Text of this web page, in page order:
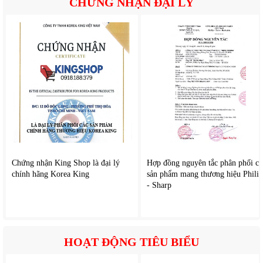
điều khiển trên thân quạt.
Chứng nhận King Shop là đại lý
chính hãng Korea King
Hợp đồng nguyên tắc phân phối
sản phẩm mang thương hiệu
- Sharp
HOẠT ĐỘNG TIÊU BIỂU